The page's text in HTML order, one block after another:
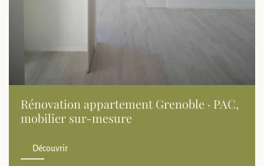
Rénovation appartement Grenoble · PAC,
mobilier sur-mesure
Découvrir